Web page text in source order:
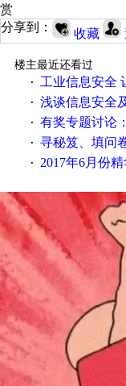
赏
分享到：
收藏
楼主最近还看过
·
工业信息安全
· 浅谈信息安全
· 有奖专题讨论：面对低压
· 寻秘笈、填问
· 2017年6月份